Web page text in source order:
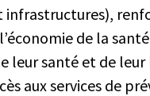
infrastructures),
de la
leur santé et de
aux services de